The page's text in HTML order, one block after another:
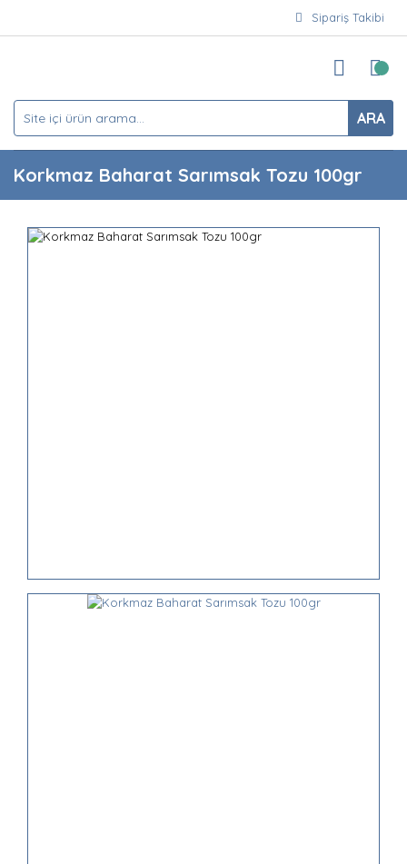
Sipariş Takibi
ARA
Korkmaz Baharat Sarımsak Tozu 100gr